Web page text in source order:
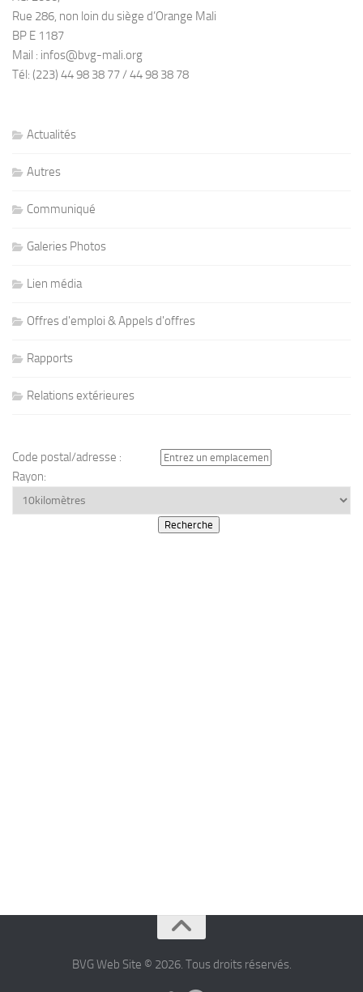
Rue 286, non loin du siège d’Orange Mali
BP E 1187
Mail : infos@bvg-mali.org
Tél: (223) 44 98 38 77 / 44 98 38 78
Actualités
Autres
Communiqué
Galeries Photos
Lien média
Offres d'emploi & Appels d'offres
Rapports
Relations extérieures
Code postal/adresse :
Rayon:
BVG Web Site © 2026. Tous droits réservés.